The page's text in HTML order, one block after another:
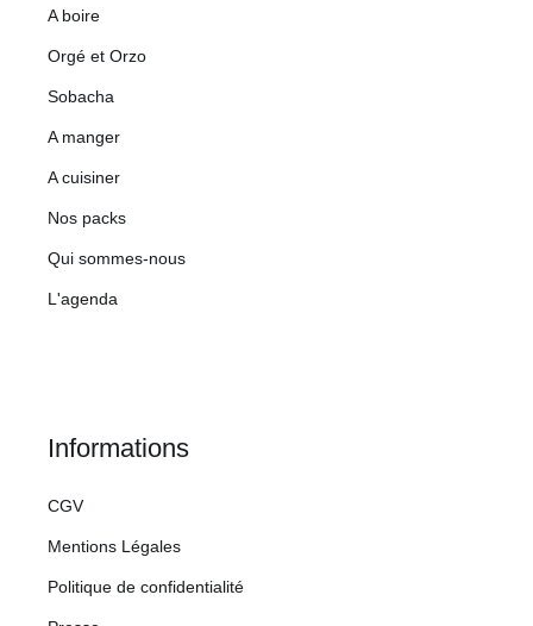
A boire
Orgé et Orzo
Sobacha
A manger
A cuisiner
Nos packs
Qui sommes-nous
L'agenda
Informations
CGV
Mentions Légales
Politique de confidentialité